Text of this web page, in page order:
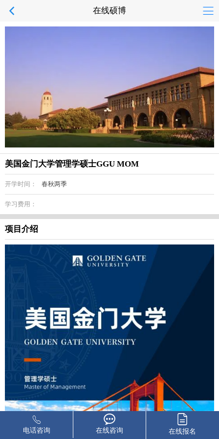
在线硕博
美国金门大学管理学硕士GGU MOM
开学时间： 春秋两季
学习费用：
项目介绍
电话咨询 在线咨询 在线报名